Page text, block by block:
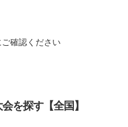
確認ください
を探す【全国】